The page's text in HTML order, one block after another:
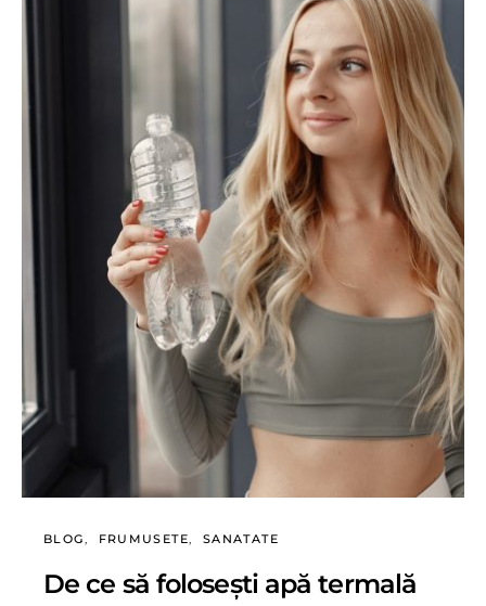
BLOG FRUMUSETE SANATATE
De ce să folosești apă termală